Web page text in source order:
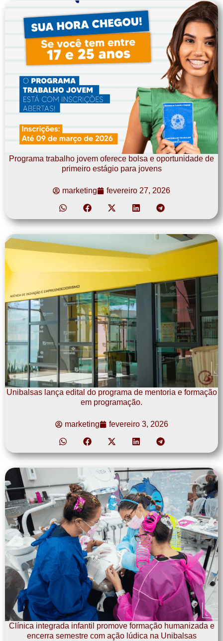
Programa trabalho jovem oferece bolsa e oportunidade de
primeiro estágio para jovens
marketing fevereiro 27, 2026
Unibalsas lança edital do programa de mentoria e formação
em programação.
marketing fevereiro 3, 2026
Clínica integrada infantil promove formação humanizada e
encerra semestre com ação lúdica na Unibalsas